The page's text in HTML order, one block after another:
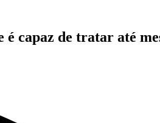
é capaz de tratar até